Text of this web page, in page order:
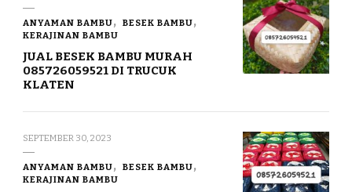
ANYAMAN BAMBU
BESEK BAMBU
KERAJINAN BAMBU
JUAL BESEK BAMBU MURAH
085726059521 DI TRUCUK
KLATEN
SEPTEMBER 30, 2023
ANYAMAN BAMBU
BESEK BAMBU
KERAJINAN BAMBU